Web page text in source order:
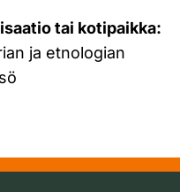
tai kotipaikka:
ja etnologian